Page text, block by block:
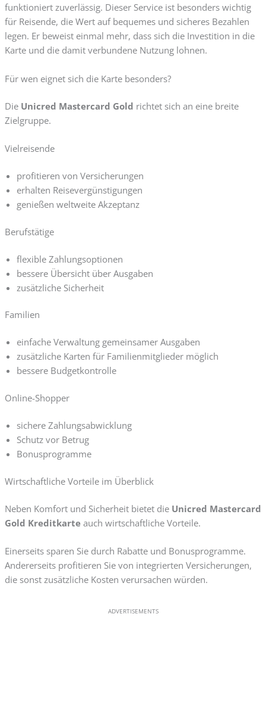
funktioniert zuverlässig. Dieser Service ist besonders wichtig
für Reisende, die Wert auf bequemes und sicheres Bezahlen
legen. Er beweist einmal mehr, dass sich die Investition in die
Karte und die damit verbundene Nutzung lohnen.
Für wen eignet sich die Karte besonders?
Die Unicred Mastercard Gold richtet sich an eine breite
Zielgruppe.
Vielreisende
profitieren von Versicherungen
erhalten Reisevergünstigungen
genießen weltweite Akzeptanz
Berufstätige
flexible Zahlungsoptionen
bessere Übersicht über Ausgaben
zusätzliche Sicherheit
Familien
einfache Verwaltung gemeinsamer Ausgaben
zusätzliche Karten für Familienmitglieder möglich
bessere Budgetkontrolle
Online-Shopper
sichere Zahlungsabwicklung
Schutz vor Betrug
Bonusprogramme
Wirtschaftliche Vorteile im Überblick
Neben Komfort und Sicherheit bietet die Unicred Mastercard
Gold Kreditkarteauch wirtschaftliche Vorteile.
Einerseits sparen Sie durch Rabatte und Bonusprogramme.
Andererseits profitieren Sie von integrierten Versicherungen,
die sonst zusätzliche Kosten verursachen würden.
ADVERTISEMENTS